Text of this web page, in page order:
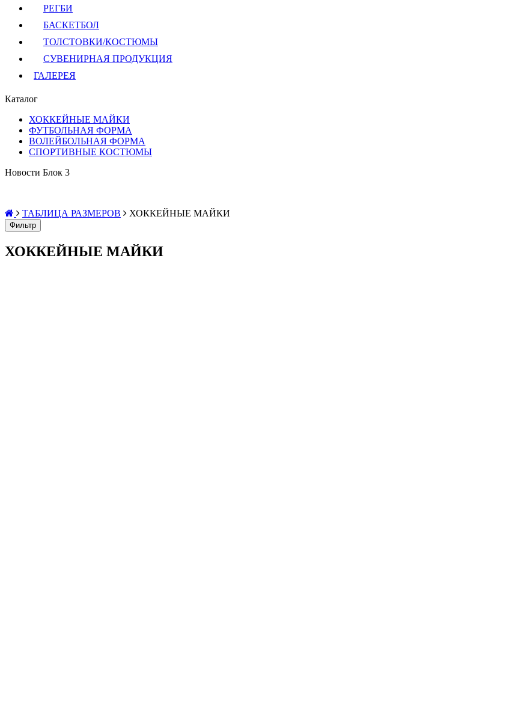
РЕГБИ
БАСКЕТБОЛ
ТОЛСТОВКИ/КОСТЮМЫ
СУВЕНИРНАЯ ПРОДУКЦИЯ
ГАЛЕРЕЯ
Каталог
ХОККЕЙНЫЕ МАЙКИ
ФУТБОЛЬНАЯ ФОРМА
ВОЛЕЙБОЛЬНАЯ ФОРМА
СПОРТИВНЫЕ КОСТЮМЫ
Новости Блок 3
ТАБЛИЦА РАЗМЕРОВ ХОККЕЙНЫЕ МАЙКИ
Фильтр
ХОККЕЙНЫЕ МАЙКИ